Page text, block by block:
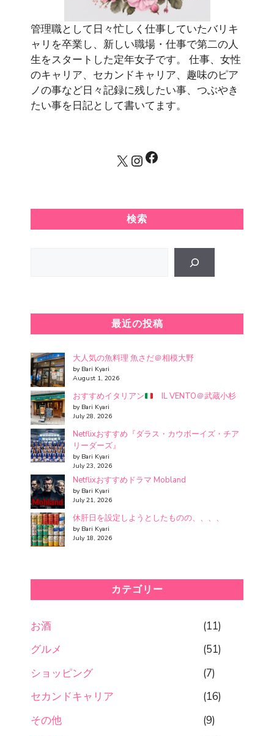
管理職として日々忙しく仕事していたバリキ
ャリを卒業し、新しい職場・仕事で第二の人
生をスタートした定年女子です。 仕事、女性
のキャリア、セカンドキャリア、趣味のピア
ノの事など日々記録に残したい事、つぶやき
たい事を日記として書いてます。
X Instagram
Facebook
検索
最近の投稿
大人気の魚料理 魚さだ＠相模大野
by Bari Kyari
August 1, 2026
おすすめイタリアン IL VENTO＠武蔵小杉
by Bari Kyari
July 28, 2026
Netflixおすすめ『ダラス・カウボーイズ・チア
リーダーズ』
by Bari Kyari
July 23, 2026
Netflixおすすめドラマ Mobland
by Bari Kyari
July 21, 2026
休肝日を設定しようとしたものの、、、、
by Bari Kyari
July 18, 2026
カテゴリー
お酒
(11)
グルメ
(51)
ショッピング
(7)
セカンドキャリア
(16)
その他
(9)